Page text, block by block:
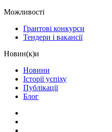
Можливості
Грантові конкурси
Тендери і вакансії
Новин(к)и
Новини
Історії успіху
Публікації
Блог